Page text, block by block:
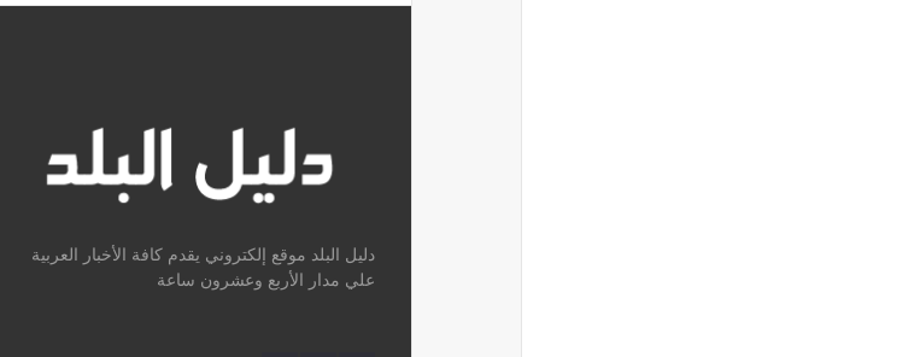
دليل البلد موقع إلكتروني يقدم كافة الأخبار العربية
علي مدار الأربع وعشرون ساعة